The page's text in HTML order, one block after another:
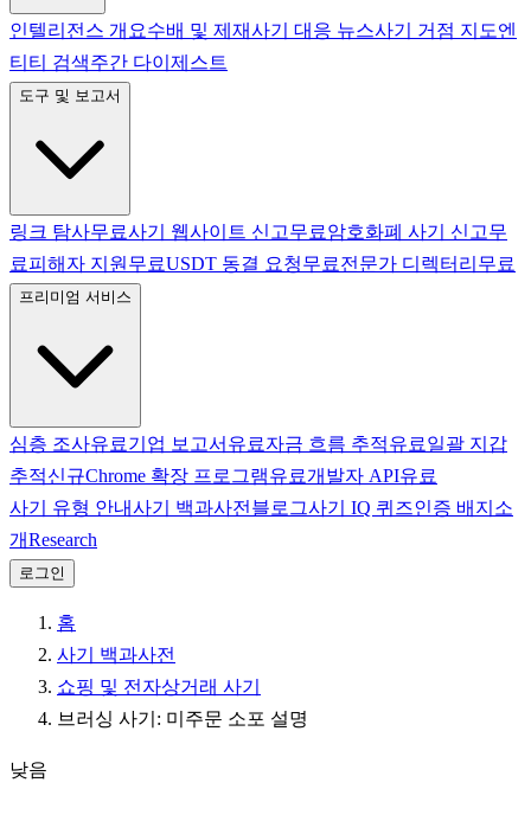
인텔리전스 개요수배 및 제재사기 대응 뉴스사기 거점 지도엔
티티 검색주간 다이제스트
도구 및 보고서
링크 탐사무료사기 웹사이트 신고무료암호화폐 사기 신고무
료피해자 지원 무료USDT 동결 요청무료전문가 디렉터리 무료
프리미엄 서비스
심층 조사유료기업 보고서 유료자금 흐름 추적유료일괄 지갑
추적신규Chrome 확장 프로그램유료개발자 API유료
사기 유형 안내사기 백과사전 블로그사기 IQ 퀴즈인증 배지 소
개Research
로그인
홈
사기 백과사전
쇼핑 및 전자상거래 사기
브러싱 사기: 미주문 소포 설명
낮음